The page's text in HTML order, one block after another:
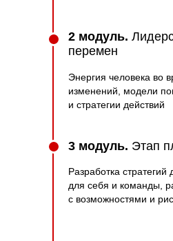
Энергия человека во
изменений, модели
и стратегии действий
Разработка
для себя и команды,
с возможностями и
2 модуль.
перемен
3 модуль. Этап